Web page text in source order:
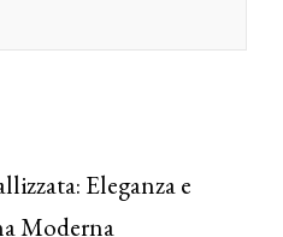
Eleganza e
Moderna